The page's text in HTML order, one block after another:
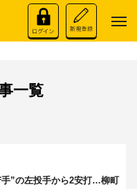
一覧
手”の左投手から2安打…柳町